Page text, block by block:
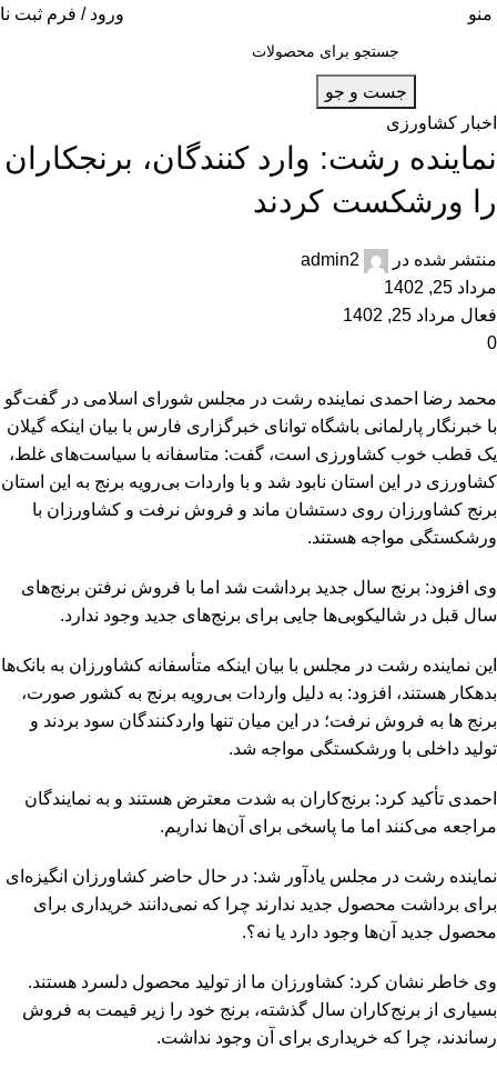
منو ورود / فرم ثبت
جست و جو
اخبار کشاورزی
نماینده رشت: وارد کنندگان، برنجکاران
را ورشکست کردند
منتشر شده در
admin2
مرداد 25, 1402
فعال مرداد 25, 1402
0
محمد رضا احمدی نماینده رشت در مجلس شورای اسلامی در گفت‌گو
با خبرنگار پارلمانی باشگاه توانای خبرگزاری فارس با بیان اینکه گیلان
یک قطب خوب کشاورزی است، گفت: متاسفانه با سیاست‌های غلط،
کشاورزی در این استان نابود شد و با واردات بی‌رویه برنج به این استان
برنج کشاورزان روی دستشان ماند و فروش نرفت و کشاورزان با
ورشکستگی مواجه هستند.
وی افزود: برنج سال جدید برداشت شد اما با فروش نرفتن برنج‌های
سال قبل در شالیکوبی‌ها جایی برای برنج‌های جدید وجود ندارد.
این نماینده رشت در مجلس با بیان اینکه متأسفانه کشاورزان به بانک‌ها
بدهکار هستند، افزود: به دلیل واردات بی‌رویه برنج به کشور صورت،
برنج ها به فروش نرفت؛ در این میان تنها واردکنندگان سود بردند و
تولید داخلی با ورشکستگی مواجه شد‌.
احمدی تأکید کرد: برنج‌کاران به شدت معترض هستند و به نمایندگان
مراجعه می‌کنند اما ما پاسخی برای آن‌ها نداریم.
نماینده رشت در مجلس یاد‌آور شد: در حال حاضر کشاورزان انگیزه‌ای
برای برداشت محصول جدید ندارند چرا که نمی‌دانند خریداری برای
محصول جدید آن‌ها وجود دارد یا نه؟.
وی خاطر نشان کرد: کشاورزان ما از تولید محصول دلسرد هستند.
بسیاری از برنج‌کاران سال گذشته، برنج خود را زیر قیمت به فروش
رساندند، چرا که خریداری برای آن وجود نداشت.